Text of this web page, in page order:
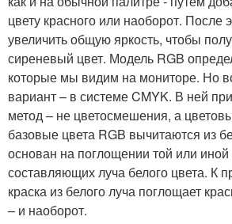
цвету красного или наоборот. После
увеличить общую яркость, чтобы
сиреневый цвет. Модель RGB
которые мы видим на мониторе. Но
вариант – в системе CMYK. В ней
метод – не цветосмешения, а
базовые цвета RGB вычитаются из
основан на поглощении той или иной
составляющих луча белого цвета. К
краска из белого луча поглощает
– и наоборот.